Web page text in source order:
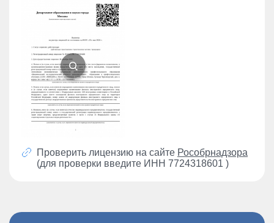
Проверить лицензию на сайте Рособрнадзора
(для проверки введите ИНН 7724318601 )